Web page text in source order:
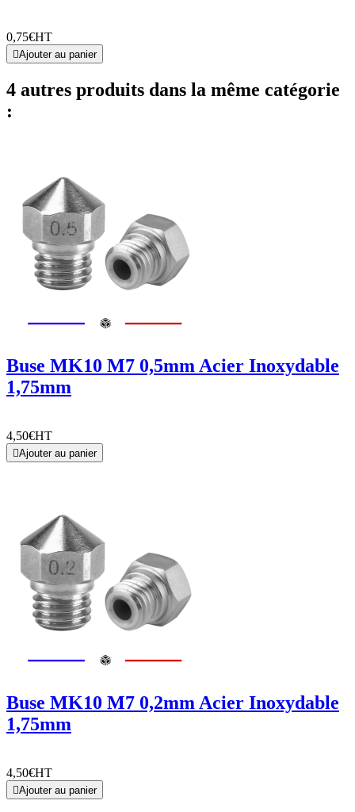
0,75€HT
Ajouter au panier
4 autres produits dans la même catégorie
:
Buse MK10 M7 0,5mm Acier Inoxydable
1,75mm
4,50€HT
Ajouter au panier
Buse MK10 M7 0,2mm Acier Inoxydable
1,75mm
4,50€HT
Ajouter au panier